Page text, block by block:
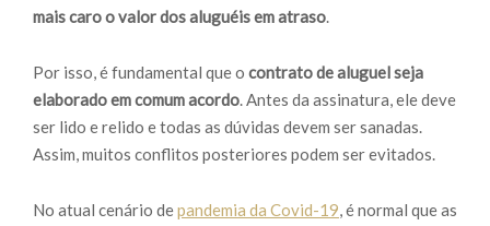
mais caro o valor dos aluguéis em atraso.
Por isso, é fundamental que o contrato de aluguel seja
elaborado em comum acordo. Antes da assinatura, ele deve
ser lido e relido e todas as dúvidas devem ser sanadas.
Assim, muitos conflitos posteriores podem ser evitados.
No atual cenário depandemia da Covid-19, é normal que as